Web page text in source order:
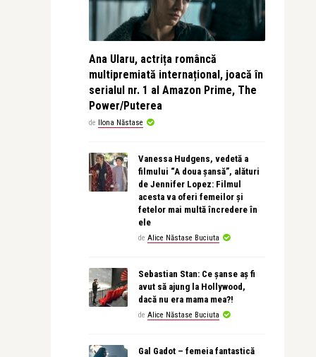
Ana Ularu, actrița româncă
multipremiată internațional, joacă în
serialul nr. 1 al Amazon Prime, The
Power/Puterea
de Ilona Năstase
Vanessa Hudgens, vedetă a
filmului “A doua șansă”, alături
de Jennifer Lopez: Filmul
acesta va oferi femeilor și
fetelor mai multă încredere în
ele
de Alice Năstase Buciuta
Sebastian Stan: Ce șanse aș fi
avut să ajung la Hollywood,
dacă nu era mama mea?!
de Alice Năstase Buciuta
Gal Gadot – femeia fantastică